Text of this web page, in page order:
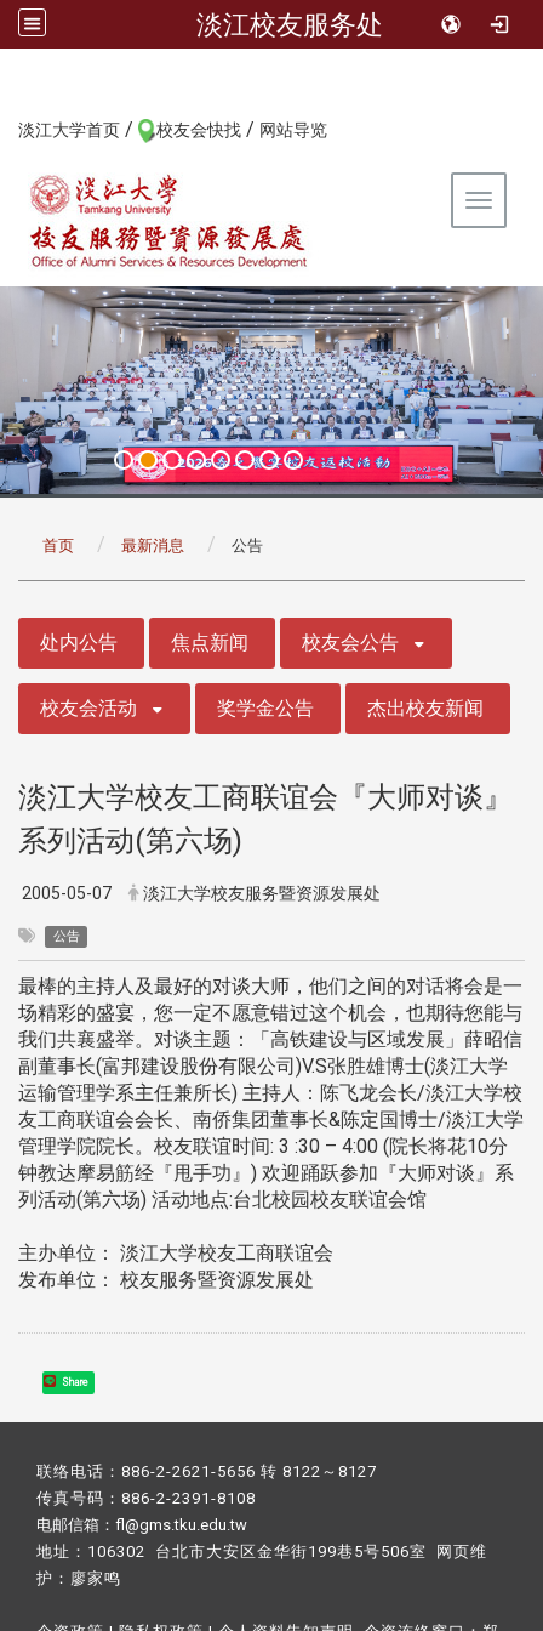
淡江校友服务处
淡江大学首页 / 校友会快找 / 网站导览
Toggle
首页 最新消息 公告
处内公告 焦点新闻 校友会公告
校友会活动 奖学金公告 杰出校友新闻
淡江大学校友工商联谊会『大师对谈』
系列活动(第六场)
2005-05-07 淡江大学校友服务暨资源发展处
公告
最棒的主持人及最好的对谈大师，他们之间的对话将会是一
场精彩的盛宴，您一定不愿意错过这个机会，也期待您能与
我们共襄盛举。对谈主题：「高铁建设与区域发展」薛昭信
副董事长(富邦建设股份有限公司)V.S张胜雄博士(淡江大学
运输管理学系主任兼所长) 主持人：陈飞龙会长/淡江大学校
友工商联谊会会长、南侨集团董事长&陈定国博士/淡江大学
管理学院院长。校友联谊时间: 3 :30 – 4:00 (院长将花10分
钟教达摩易筋经『甩手功』) 欢迎踊跃参加『大师对谈』系
列活动(第六场) 活动地点:台北校园校友联谊会馆
主办单位： 淡江大学校友工商联谊会
发布单位： 校友服务暨资源发展处
Share
联络电话：886-2-2621-5656 转 8122～8127
传真号码：886-2-2391-8108
电邮信箱：fl@gms.tku.edu.tw
地址：106302 台北市大安区金华街199巷5号506室 网页维
护： 廖家鸣​